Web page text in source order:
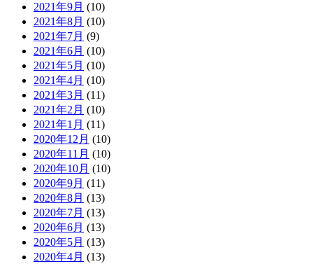
2021年9月 (10)
2021年8月 (10)
2021年7月 (9)
2021年6月 (10)
2021年5月 (10)
2021年4月 (10)
2021年3月 (11)
2021年2月 (10)
2021年1月 (11)
2020年12月 (10)
2020年11月 (10)
2020年10月 (10)
2020年9月 (11)
2020年8月 (13)
2020年7月 (13)
2020年6月 (13)
2020年5月 (13)
2020年4月 (13)